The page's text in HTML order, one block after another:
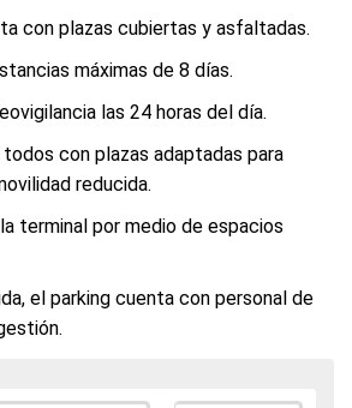
con plazas cubiertas y asfaltadas.
máximas de 8 días.
las 24 horas del día.
con plazas adaptadas para
reducida.
terminal por medio de espacios
el parking cuenta con personal de